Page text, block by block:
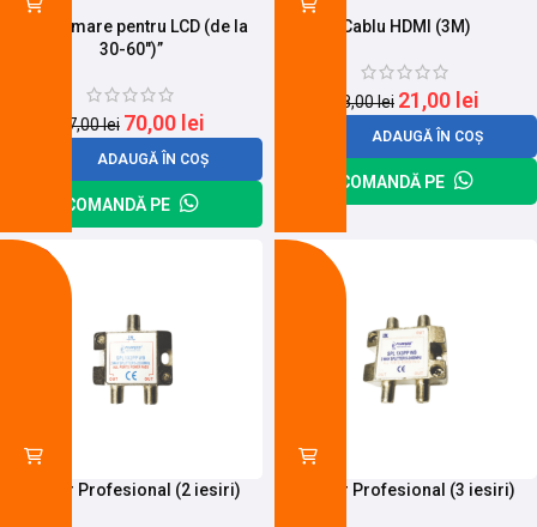
Suport mare pentru LCD (de la
30-60″)”
77,00lei 70,00 lei
ADAUGĂ ÎN COȘ
COMANDĂ PE
Cablu HDMI (3M)
28,00lei 21,00 lei
ADAUGĂ ÎN COȘ
COMANDĂ PE
Spliter Profesional (2 iesiri) Spliter Profesional (3 iesiri)